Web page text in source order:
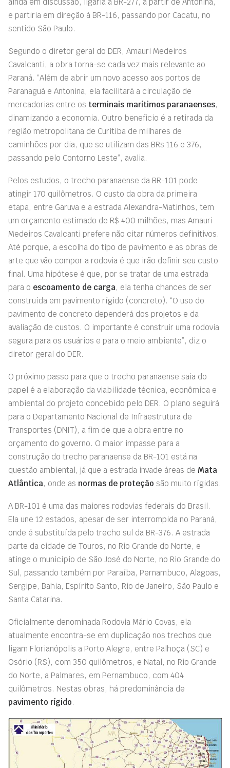
e partiria em direção à BR-116, passando por Cacatu, no
sentido São Paulo.
Segundo o diretor geral do DER, Amauri Medeiros
Cavalcanti, a obra torna-se cada vez mais relevante ao
Paraná. “Além de abrir um novo acesso aos portos de
Paranaguá e Antonina, ela facilitará a circulação de
mercadorias entre os terminais marítimos paranaenses,
dinamizando a economia. Outro beneficio é a retirada da
região metropolitana de Curitiba de milhares de
caminhões por dia, que se utilizam das BRs 116 e 376,
passando pelo Contorno Leste”, avalia.
Pelos estudos, o trecho paranaense da BR-101 pode
atingir 170 quilômetros. O custo da obra da primeira
etapa, entre Garuva e a estrada Alexandra-Matinhos, tem
um orçamento estimado de R$ 400 milhões, mas Amauri
Medeiros Cavalcanti prefere não citar números definitivos.
Até porque, a escolha do tipo de pavimento e as obras de
arte que vão compor a rodovia é que irão definir seu custo
final. Uma hipótese é que, por se tratar de uma estrada
para o escoamento de carga, ela tenha chances de ser
construída em pavimento rígido (concreto). “O uso do
pavimento de concreto dependerá dos projetos e da
avaliação de custos. O importante é construir uma rodovia
segura para os usuários e para o meio ambiente”, diz o
diretor geral do DER.
O próximo passo para que o trecho paranaense saia do
papel é a elaboração da viabilidade técnica, econômica e
ambiental do projeto concebido pelo DER. O plano seguirá
para o Departamento Nacional de Infraestrutura de
Transportes (DNIT), a fim de que a obra entre no
orçamento do governo. O maior impasse para a
construção do trecho paranaense da BR-101 está na
questão ambiental, já que a estrada invade áreas de Mata
Atlântica, onde as normas de proteção são muito rígidas.
A BR-101 é uma das maiores rodovias federais do Brasil.
Ela une 12 estados, apesar de ser interrompida no Paraná,
onde é substituída pelo trecho sul da BR-376. A estrada
parte da cidade de Touros, no Rio Grande do Norte, e
atinge o município de São José do Norte, no Rio Grande do
Sul, passando também por Paraíba, Pernambuco, Alagoas,
Sergipe, Bahia, Espírito Santo, Rio de Janeiro, São Paulo e
Santa Catarina.
Oficialmente denominada Rodovia Mário Covas, ela
atualmente encontra-se em duplicação nos trechos que
ligam Florianópolis a Porto Alegre, entre Palhoça (SC) e
Osório (RS), com 350 quilômetros, e Natal, no Rio Grande
do Norte, a Palmares, em Pernambuco, com 404
quilômetros. Nestas obras, há predominância de
pavimento rígido.